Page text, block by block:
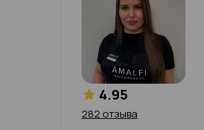
4.95
282 отзыва